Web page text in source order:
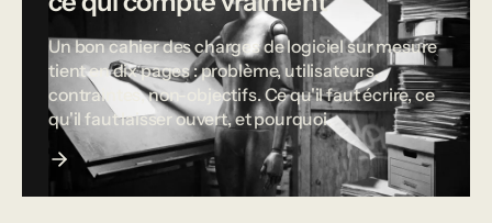
Un bon cahier des charges de logiciel sur mesure
tient en dix pages : problème, utilisateurs,
contraintes, non-objectifs. Ce qu'il faut écrire, ce
qu'il faut laisser ouvert, et pourquoi.